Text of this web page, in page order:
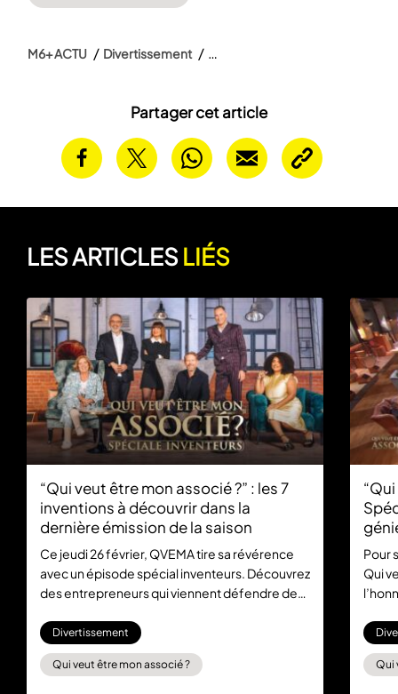
Partager cet article
M6+ ACTU Divertissement
LES ARTICLESLIÉS
“Qui veut être mon associé ?” : les 7
inventions à découvrir dans la
dernière émission de la saison
Ce jeudi 26 février, QVEMA tire sa révérence
avec un épisode spécial inventeurs. Découvrez
des entrepreneurs qui viennent défendre des
technologiques, imaginées pour améliorer
notre quotidien, protéger l’environnement ou
faciliter l’apprentissage. L’émission est
Divertissement
Qui veut être mon associé ?
19
Pour
Qui
Sur
être,
Qui